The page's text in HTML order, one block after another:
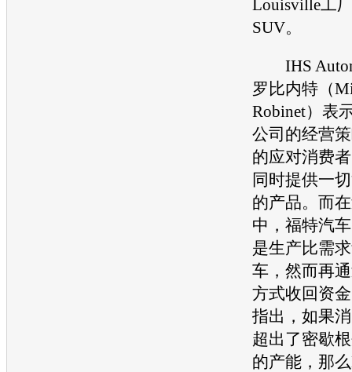
Louisville工
SUV。
IHS
罗比内特（
Robinet）表
公司的经营
的应对消费
同时提供一
的产品。而
中， 福特汽
是生产比需
车，然而再
方式收回资
指出，如果
超出了密歇
的产能 ，那